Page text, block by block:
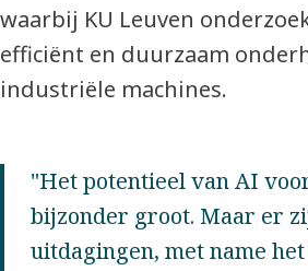
waarbij KU Leuven
efficiënt en duurzaam
industriële machines.
"Het potentieel van AI
bijzonder groot. Maar er
uitdagingen, met name